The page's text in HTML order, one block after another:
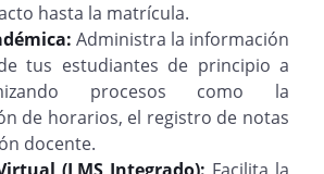
hasta la matrícula.
Administra la información
tus estudiantes de principio a
procesos como la
de horarios, el registro de notas
docente.